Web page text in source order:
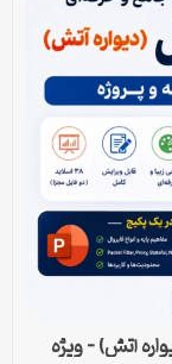
آتش) – ویژه